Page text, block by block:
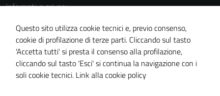
Informativa privacy
Cookie Policy
Note legali
Dichiarazione di accessibilità
Piano di miglioramento del sito
Questo sito utilizza cookie tecnici e, previo consenso,
cookie di profilazione di terze parti. Cliccando sul tasto
'Accetta tutti' si presta il consenso alla profilazione,
cliccando sul tasto 'Esci' si continua la navigazione con i
soli cookie tecnici. Link alla cookie policy